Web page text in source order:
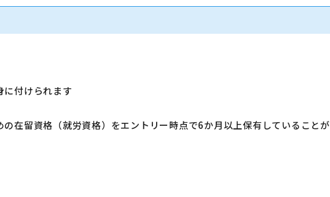
ロードバンドサービスをご案内します。
をお願いします。
付けられます
在留資格（就労資格）をエントリー時点で6か月以上保有していることが